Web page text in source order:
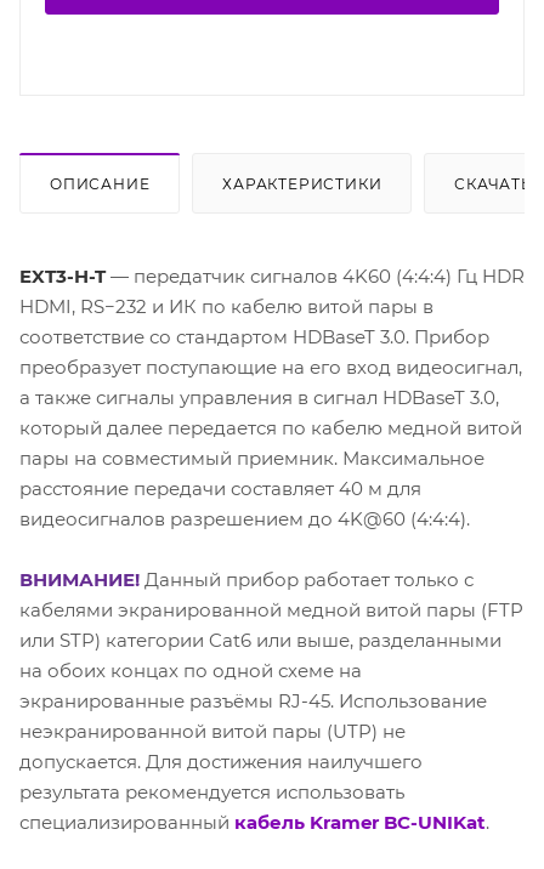
ОПИСАНИЕ ХАРАКТЕРИСТИКИ СКАЧАТЬ
EXT3-H-T— передатчик сигналов 4K60 (4:4:4) Гц HDR
HDMI, RS−232 и ИК по кабелю витой пары в
соответствие со стандартом HDBaseT 3.0. Прибор
преобразует поступающие на его вход видеосигнал,
а также сигналы управления в сигнал HDBaseT 3.0,
который далее передается по кабелю медной витой
пары на совместимый приемник. Максимальное
расстояние передачи составляет 40 м для
видеосигналов разрешением до 4K@60 (4:4:4).
ВНИМАНИЕ! Данный прибор работает только с
кабелями экранированной медной витой пары (FTP
или STP) категории Cat6 или выше, разделанными
на обоих концах по одной схеме на
экранированные разъёмы RJ-45. Использование
неэкранированной витой пары (UTP) не
допускается. Для достижения наилучшего
результата рекомендуется использовать
специализированный кабель Kramer BC-UNIKat.